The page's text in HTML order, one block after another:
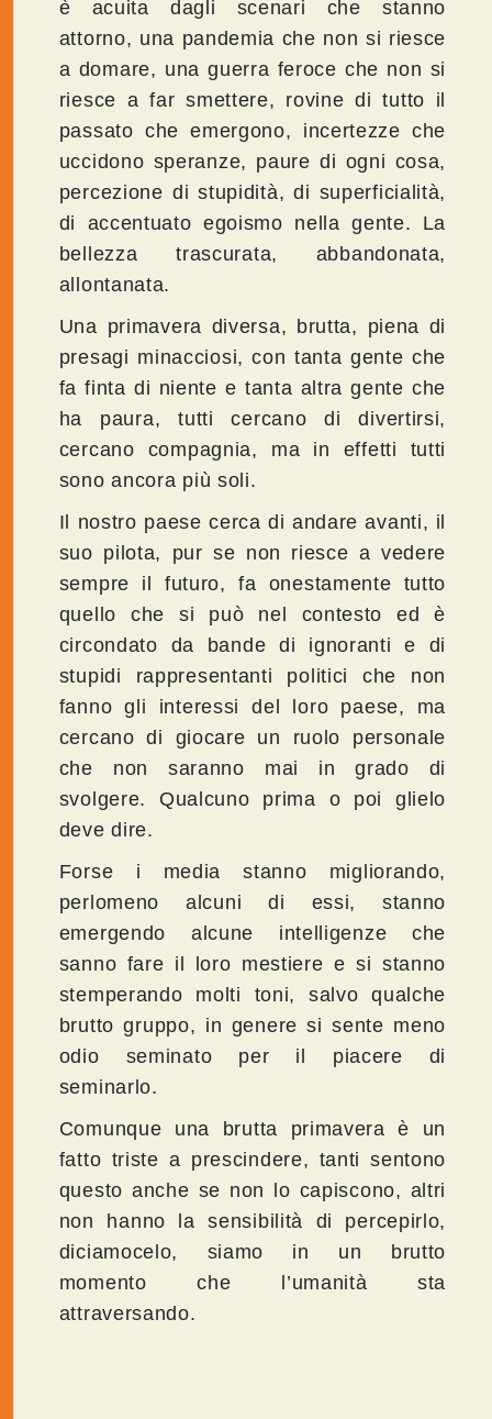
è acuita dagli scenari che stanno
attorno, una pandemia che non si riesce
a domare, una guerra feroce che non si
riesce a far smettere, rovine di tutto il
passato che emergono, incertezze che
uccidono speranze, paure di ogni cosa,
percezione di stupidità, di superficialità,
di accentuato egoismo nella gente. La
bellezza trascurata, abbandonata,
allontanata.
Una primavera diversa, brutta, piena di
presagi minacciosi, con tanta gente che
fa finta di niente e tanta altra gente che
ha paura, tutti cercano di divertirsi,
cercano compagnia, ma in effetti tutti
sono ancora più soli.
Il nostro paese cerca di andare avanti, il
suo pilota, pur se non riesce a vedere
sempre il futuro, fa onestamente tutto
quello che si può nel contesto ed è
circondato da bande di ignoranti e di
stupidi rappresentanti politici che non
fanno gli interessi del loro paese, ma
cercano di giocare un ruolo personale
che non saranno mai in grado di
svolgere. Qualcuno prima o poi glielo
deve dire.
Forse i media stanno migliorando,
perlomeno alcuni di essi, stanno
emergendo alcune intelligenze che
sanno fare il loro mestiere e si stanno
stemperando molti toni, salvo qualche
brutto gruppo, in genere si sente meno
odio seminato per il piacere di
seminarlo.
Comunque una brutta primavera è un
fatto triste a prescindere, tanti sentono
questo anche se non lo capiscono, altri
non hanno la sensibilità di percepirlo,
diciamocelo, siamo in un brutto
momento che l’umanità sta
attraversando.